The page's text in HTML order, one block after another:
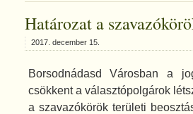
Határozat a
2017. december 15.
Borsodnádasd Városban a
csökkent a választópolgárok
a szavazókörök területi